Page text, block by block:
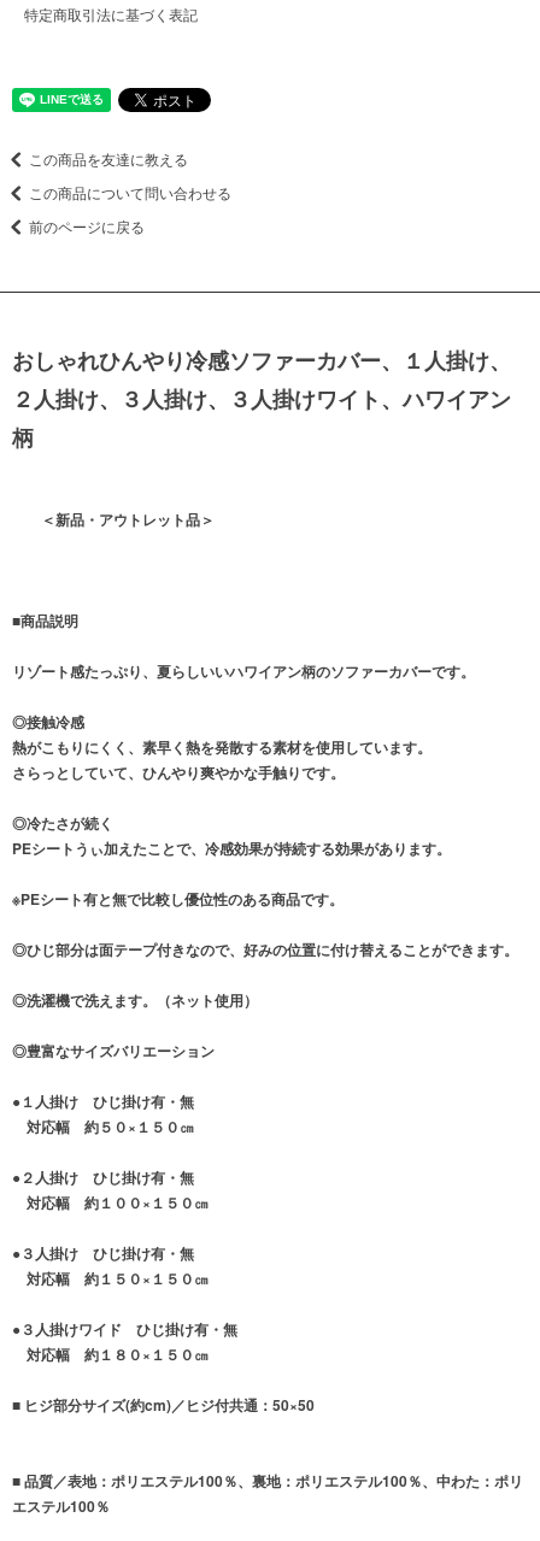
特定商取引法に基づく表記
この商品を友達に教える
この商品について問い合わせる
前のページに戻る
おしゃれひんやり冷感ソファーカバー、１人掛け、
２人掛け、３人掛け、３人掛けワイト、ハワイアン
柄
＜新品・アウトレット品＞
■商品説明
リゾート感たっぷり、夏らしいいハワイアン柄のソファーカバーです。
◎接触冷感
熱がこもりにくく、素早く熱を発散する素材を使用しています。
さらっとしていて、ひんやり爽やかな手触りです。
◎冷たさが続く
PEシートうぃ加えたことで、冷感効果が持続する効果があります。
※PEシート有と無で比較し優位性のある商品です。
◎ひじ部分は面テープ付きなので、好みの位置に付け替えることができます。
◎洗濯機で洗えます。（ネット使用）
◎豊富なサイズバリエーション
●１人掛け ひじ掛け有・無
対応幅 約５０×１５０㎝
●２人掛け ひじ掛け有・無
対応幅 約１００×１５０㎝
●３人掛け ひじ掛け有・無
対応幅 約１５０×１５０㎝
●３人掛けワイド ひじ掛け有・無
対応幅 約１８０×１５０㎝
■ ヒジ部分サイズ(約cm)／ヒジ付共通：50×50
■ 品質／表地：ポリエステル100％、裏地：ポリエステル100％、中わた：ポリ
エステル100％